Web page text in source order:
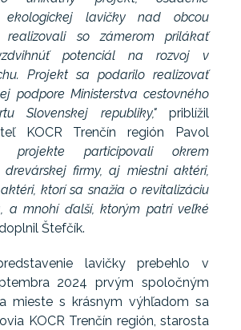
ekologickej lavičky nad obcou
realizovali so zámerom prilákať
potenciál na rozvoj v
Projekt sa podarilo realizovať
podpore Ministerstva cestovného
Slovenskej republiky," priblížil
KOCR Trenčín región Pavol
projekte participovali okrem
firmy, aj miestni aktéri,
ktorí sa snažia o revitalizáciu
a mnohí ďalší, ktorým patrí veľké
Štefčík.
lavičky prebehlo v
2024 prvým spoločným
mieste s krásnym výhľadom sa
KOCR Trenčín región, starosta